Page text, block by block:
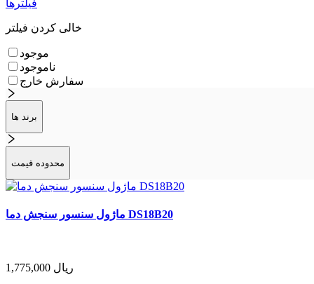
فیلترها
خالی کردن فیلتر
موجود
ناموجود
سفارش خارج
برند ها
محدوده قیمت
ماژول سنسور سنجش دما DS18B20
1,775,000 ریال